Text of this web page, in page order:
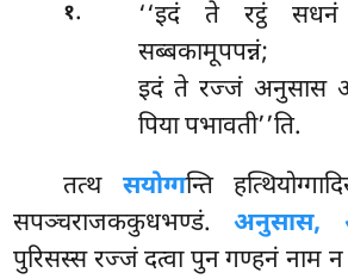
१.
‘‘इदं ते रट्ठं सधनं
सब्बकामूपपन्नं;
इदं ते रज्जं अनुसास
पिया पभावती’’ति.
तत्थ सयोग्गन्ति
सपञ्चराजककुधभण्डं.अनुसास,
पुरिसस्स रज्जं दत्वा पुन गण्हनं नाम न